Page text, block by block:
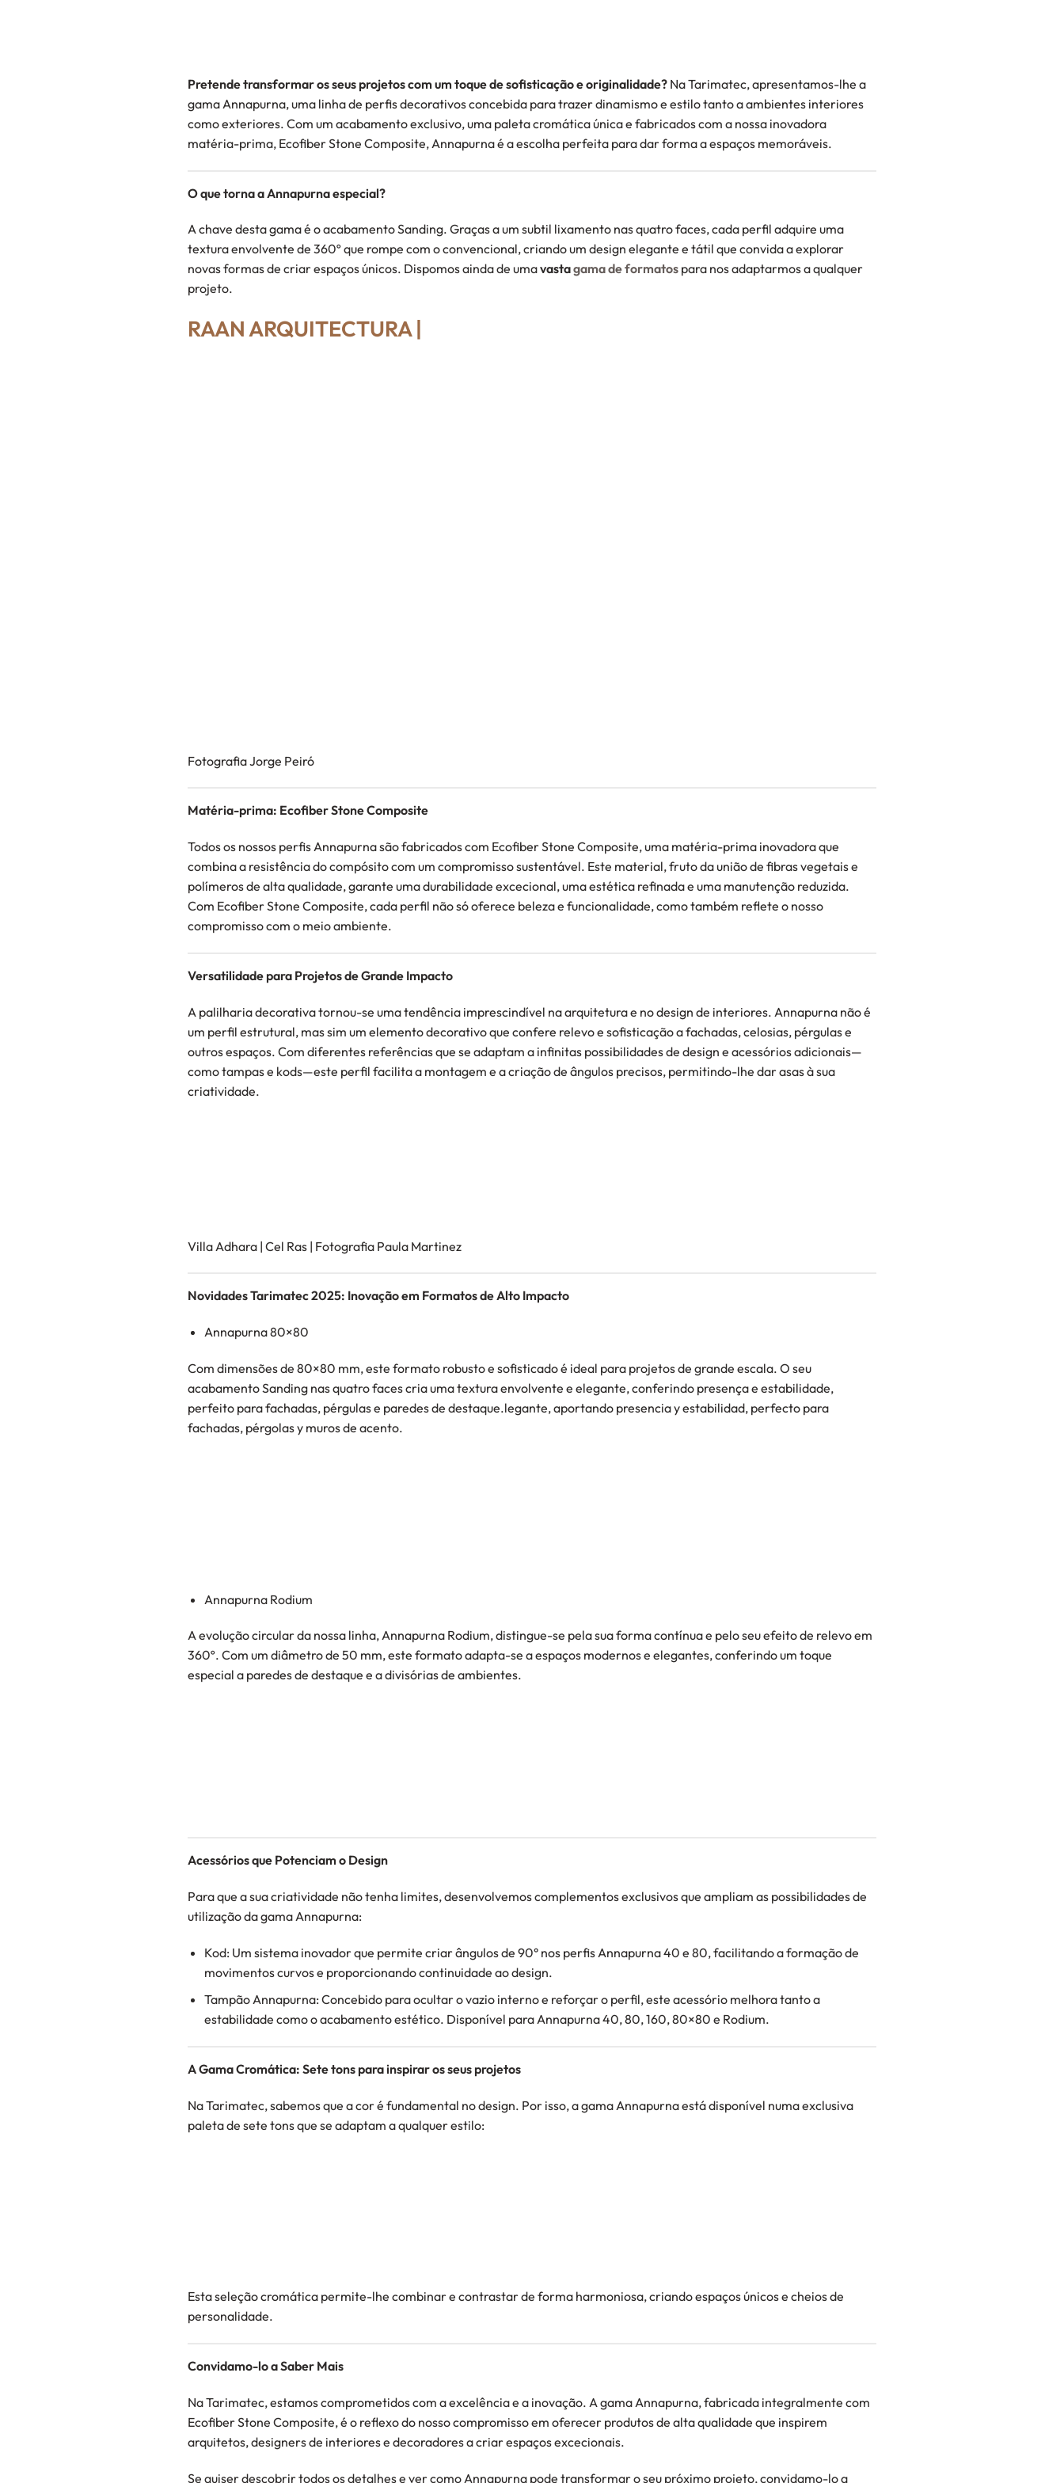
Pretende transformar os seus projetos com um toque de sofisticação e originalidade? Na Tarimatec, apresentamos-lhe a
gama Annapurna, uma linha de perfis decorativos concebida para trazer dinamismo e estilo tanto a ambientes interiores
como exteriores. Com um acabamento exclusivo, uma paleta cromática única e fabricados com a nossa inovadora
matéria-prima, Ecofiber Stone Composite, Annapurna é a escolha perfeita para dar forma a espaços memoráveis.
O que torna a Annapurna especial?
A chave desta gama é o acabamento Sanding. Graças a um subtil lixamento nas quatro faces, cada perfil adquire uma
textura envolvente de 360º que rompe com o convencional, criando um design elegante e tátil que convida a explorar
novas formas de criar espaços únicos. Dispomos ainda de umavastagama de formatos para nos adaptarmos a qualquer
projeto.
RAAN ARQUITECTURA |
Fotografia Jorge Peiró
Matéria-prima: Ecofiber Stone Composite
Todos os nossos perfis Annapurna são fabricados com Ecofiber Stone Composite, uma matéria-prima inovadora que
combina a resistência do compósito com um compromisso sustentável. Este material, fruto da união de fibras vegetais e
polímeros de alta qualidade, garante uma durabilidade excecional, uma estética refinada e uma manutenção reduzida.
Com Ecofiber Stone Composite, cada perfil não só oferece beleza e funcionalidade, como também reflete o nosso
compromisso com o meio ambiente.
Versatilidade para Projetos de Grande Impacto
A palilharia decorativa tornou-se uma tendência imprescindível na arquitetura e no design de interiores. Annapurna não é
um perfil estrutural, mas sim um elemento decorativo que confere relevo e sofisticação a fachadas, celosias, pérgulas e
outros espaços. Com diferentes referências que se adaptam a infinitas possibilidades de design e acessórios adicionais—
como tampas e kods—este perfil facilita a montagem e a criação de ângulos precisos, permitindo-lhe dar asas à sua
criatividade.
Villa Adhara | Cel Ras | Fotografia Paula Martinez
Novidades Tarimatec 2025: Inovação em Formatos de Alto Impacto
Annapurna 80×80
Com dimensões de 80×80 mm, este formato robusto e sofisticado é ideal para projetos de grande escala. O seu
acabamento Sanding nas quatro faces cria uma textura envolvente e elegante, conferindo presença e estabilidade,
perfeito para fachadas, pérgulas e paredes de destaque.legante, aportando presencia y estabilidad, perfecto para
fachadas, pérgolas y muros de acento.
Annapurna Rodium
A evolução circular da nossa linha, Annapurna Rodium, distingue-se pela sua forma contínua e pelo seu efeito de relevo em
360º. Com um diâmetro de 50 mm, este formato adapta-se a espaços modernos e elegantes, conferindo um toque
especial a paredes de destaque e a divisórias de ambientes.
Acessórios que Potenciam o Design
Para que a sua criatividade não tenha limites, desenvolvemos complementos exclusivos que ampliam as possibilidades de
utilização da gama Annapurna:
Kod: Um sistema inovador que permite criar ângulos de 90° nos perfis Annapurna 40 e 80, facilitando a formação de
movimentos curvos e proporcionando continuidade ao design.
Tampão Annapurna: Concebido para ocultar o vazio interno e reforçar o perfil, este acessório melhora tanto a
estabilidade como o acabamento estético. Disponível para Annapurna 40, 80, 160, 80×80 e Rodium.
A Gama Cromática: Sete tons para inspirar os seus projetos
Na Tarimatec, sabemos que a cor é fundamental no design. Por isso, a gama Annapurna está disponível numa exclusiva
paleta de sete tons que se adaptam a qualquer estilo:
Esta seleção cromática permite-lhe combinar e contrastar de forma harmoniosa, criando espaços únicos e cheios de
personalidade.
Convidamo-lo a Saber Mais
Na Tarimatec, estamos comprometidos com a excelência e a inovação. A gama Annapurna, fabricada integralmente com
Ecofiber Stone Composite, é o reflexo do nosso compromisso em oferecer produtos de alta qualidade que inspirem
arquitetos, designers de interiores e decoradores a criar espaços excecionais.
Se quiser descobrir todos os detalhes e ver como Annapurna pode transformar o seu próximo projeto, convidamo-lo a